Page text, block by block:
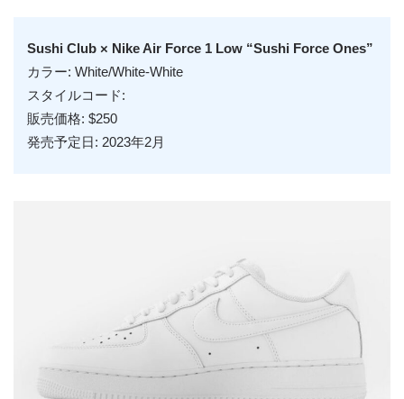
Sushi Club × Nike Air Force 1 Low “Sushi Force Ones”
カラー: White/White-White
スタイルコード:
販売価格: $250
発売予定日: 2023年2月